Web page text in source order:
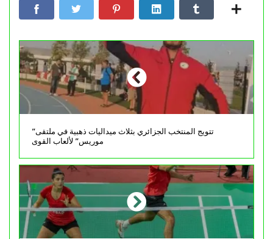
تتويج المنتخب الجزائري بثلاث ميداليات ذهبية في ملتقى”
موريس” لألعاب القوى